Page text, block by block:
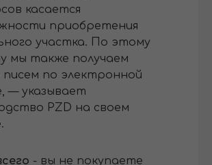
касается
приобретения
участка. По этому
мы также получаем
писем по электронной
— указывает
PZD на своем
- вы не покупаете